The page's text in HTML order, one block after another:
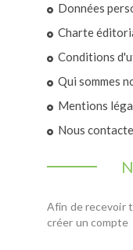
Données
Charte
Conditions
Qui sommes
Mentions
Nous
Afin de recevoir
créer un compte